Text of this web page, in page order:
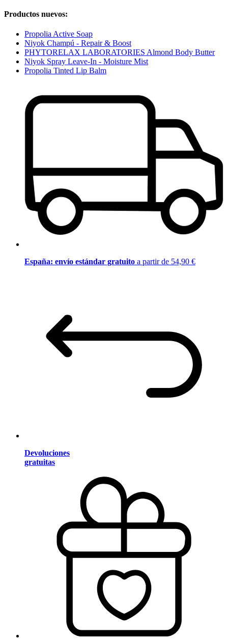
Productos nuevos:
Propolia Active Soap
Niyok Champú - Repair & Boost
PHYTORELAX LABORATORIES Almond Body Butter
Niyok Spray Leave-In - Moisture Mist
Propolia Tinted Lip Balm
España: envío estándar gratuito a partir de 54,90 €
Devoluciones
gratuitas